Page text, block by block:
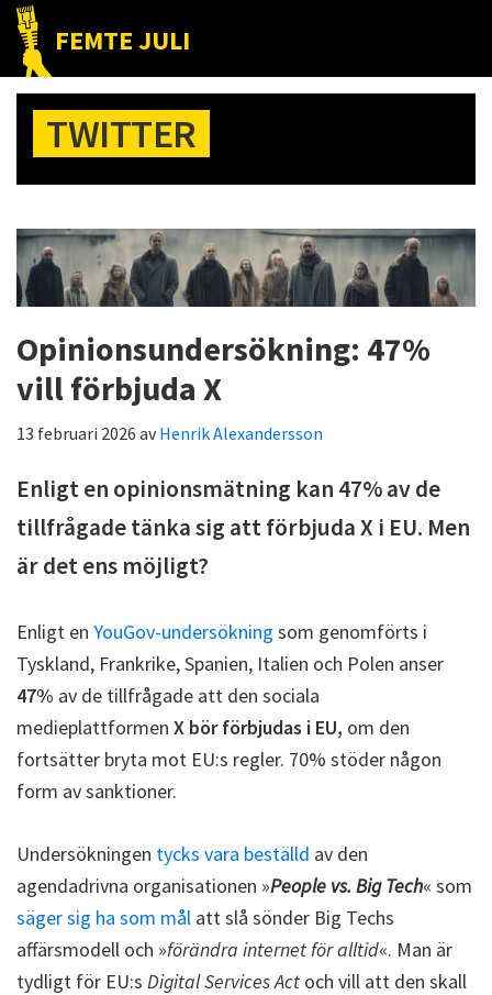
Hoppa
huvudnavigering
Hoppa
huvudinnehåll
Hoppa
det
primära
sidofältet
FEMTE JULI
Nätet
till
folket!
TWITTER
Opinionsundersökning: 47%
vill förbjuda X
13 februari 2026 avHenrik Alexandersson
Enligt en opinionsmätning kan 47% av de
tillfrågade tänka sig att förbjuda X i EU. Men
är det ens möjligt?
Enligt en YouGov-undersökning som genomförts i
Tyskland, Frankrike, Spanien, Italien och Polen anser
47% av de tillfrågade att den sociala
medieplattformen X bör förbjudas i EU, om den
fortsätter bryta mot EU:s regler. 70% stöder någon
form av sanktioner.
Undersökningen tycks vara beställd av den
agendadrivna organisationen »People vs. Big Tech« som
säger sig ha som mål att slå sönder Big Techs
affärsmodell och »förändra internet för alltid«. Man är
tydligt för EU:s Digital Services Act och vill att den skall